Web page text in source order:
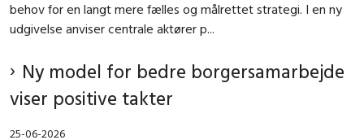
behov for en langt mere fælles og målrettet strategi. I en ny
udgivelse anviser centrale aktører p...
Ny model for bedre borgersamarbejde
viser positive takter
25-06-2026